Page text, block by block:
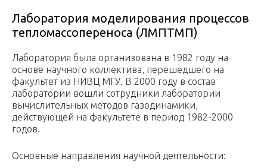
Лаборатория моделирования процессов
тепломассопереноса (ЛМПТМП)
Лаборатория была организована в 1982 году на
основе научного коллектива, перешедшего на
факультет из НИВЦ МГУ. В 2000 году в состав
лаборатории вошли сотрудники лаборатории
вычислительных методов газодинамики,
действующей на факультете в период 1982-2000
годов.
Основные направления научной деятельности: